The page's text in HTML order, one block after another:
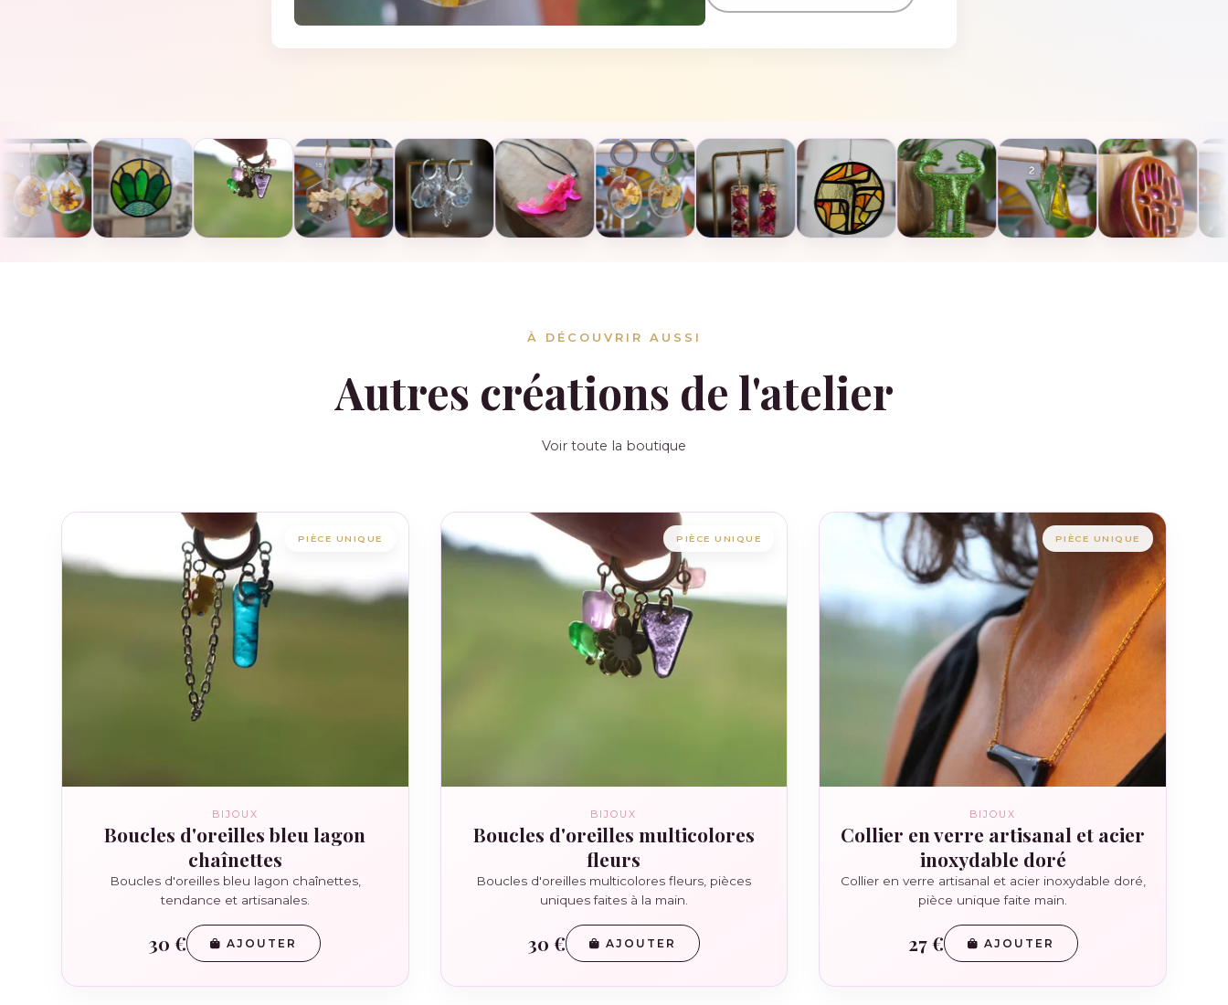
À DÉCOUVRIR AUSSI
Autres créations de l'atelier
Voir toute la boutique
PIÈCE UNIQUE
BIJOUX
Boucles d'oreilles bleu lagon
chaînettes
Boucles d'oreilles bleu lagon chaînettes,
tendance et artisanales.
30 € AJOUTER
PIÈCE UNIQUE
BIJOUX
Boucles d'oreilles multicolores
fleurs
Boucles d'oreilles multicolores fleurs, pièces
uniques faites à la main.
30 € AJOUTER
PIÈCE UNIQUE
BIJOUX
Collier en verre artisanal et acier
inoxydable doré
Collier en verre artisanal et acier inoxydable doré,
pièce unique faite main.
27 € AJOUTER